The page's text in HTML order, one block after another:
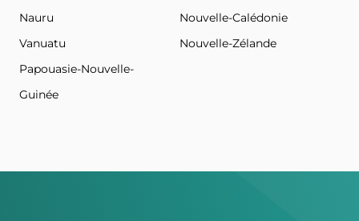
Nauru
Nouvelle-Calédonie
Vanuatu
Nouvelle-Zélande
Papouasie-Nouvelle-
Guinée